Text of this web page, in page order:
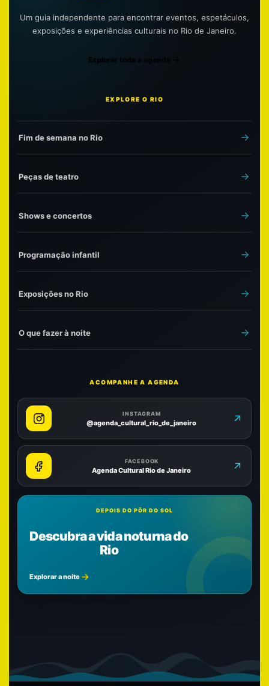
Um guia independente para encontrar eventos, espetáculos,
exposições e experiências culturais no Rio de Janeiro.
Explorar toda a agenda
EXPLORE O RIO
Fim de semana no Rio
Peças de teatro
Shows e concertos
Programação infantil
Exposições no Rio
O que fazer à noite
ACOMPANHE A AGENDA
INSTAGRAM
@agenda_cultural_rio_de_janeiro
FACEBOOK
Agenda Cultural Rio de Janeiro
DEPOIS DO PÔR DO SOL
Descubra a vida noturna do
Rio
Explorar a noite